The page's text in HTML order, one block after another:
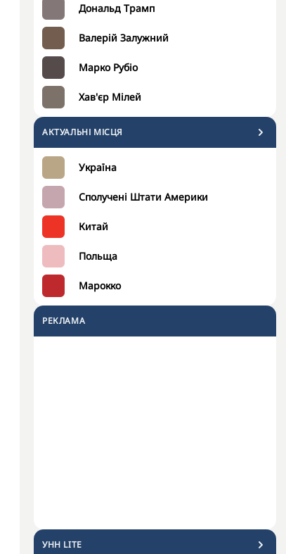
Дональд Трамп
Валерій Залужний
Марко Рубіо
Хав'єр Мілей
АКТУАЛЬНІ МІСЦЯ
Україна
Сполучені Штати Америки
Китай
Польща
Марокко
РЕКЛАМА
УНН LITE